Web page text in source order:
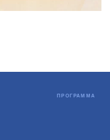
ПРОГРАММА